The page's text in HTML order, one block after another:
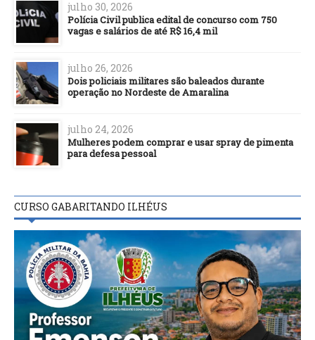
julho 30, 2026
Polícia Civil publica edital de concurso com 750
vagas e salários de até R$ 16,4 mil
julho 26, 2026
Dois policiais militares são baleados durante
operação no Nordeste de Amaralina
julho 24, 2026
Mulheres podem comprar e usar spray de pimenta
para defesa pessoal
CURSO GABARITANDO ILHÉUS